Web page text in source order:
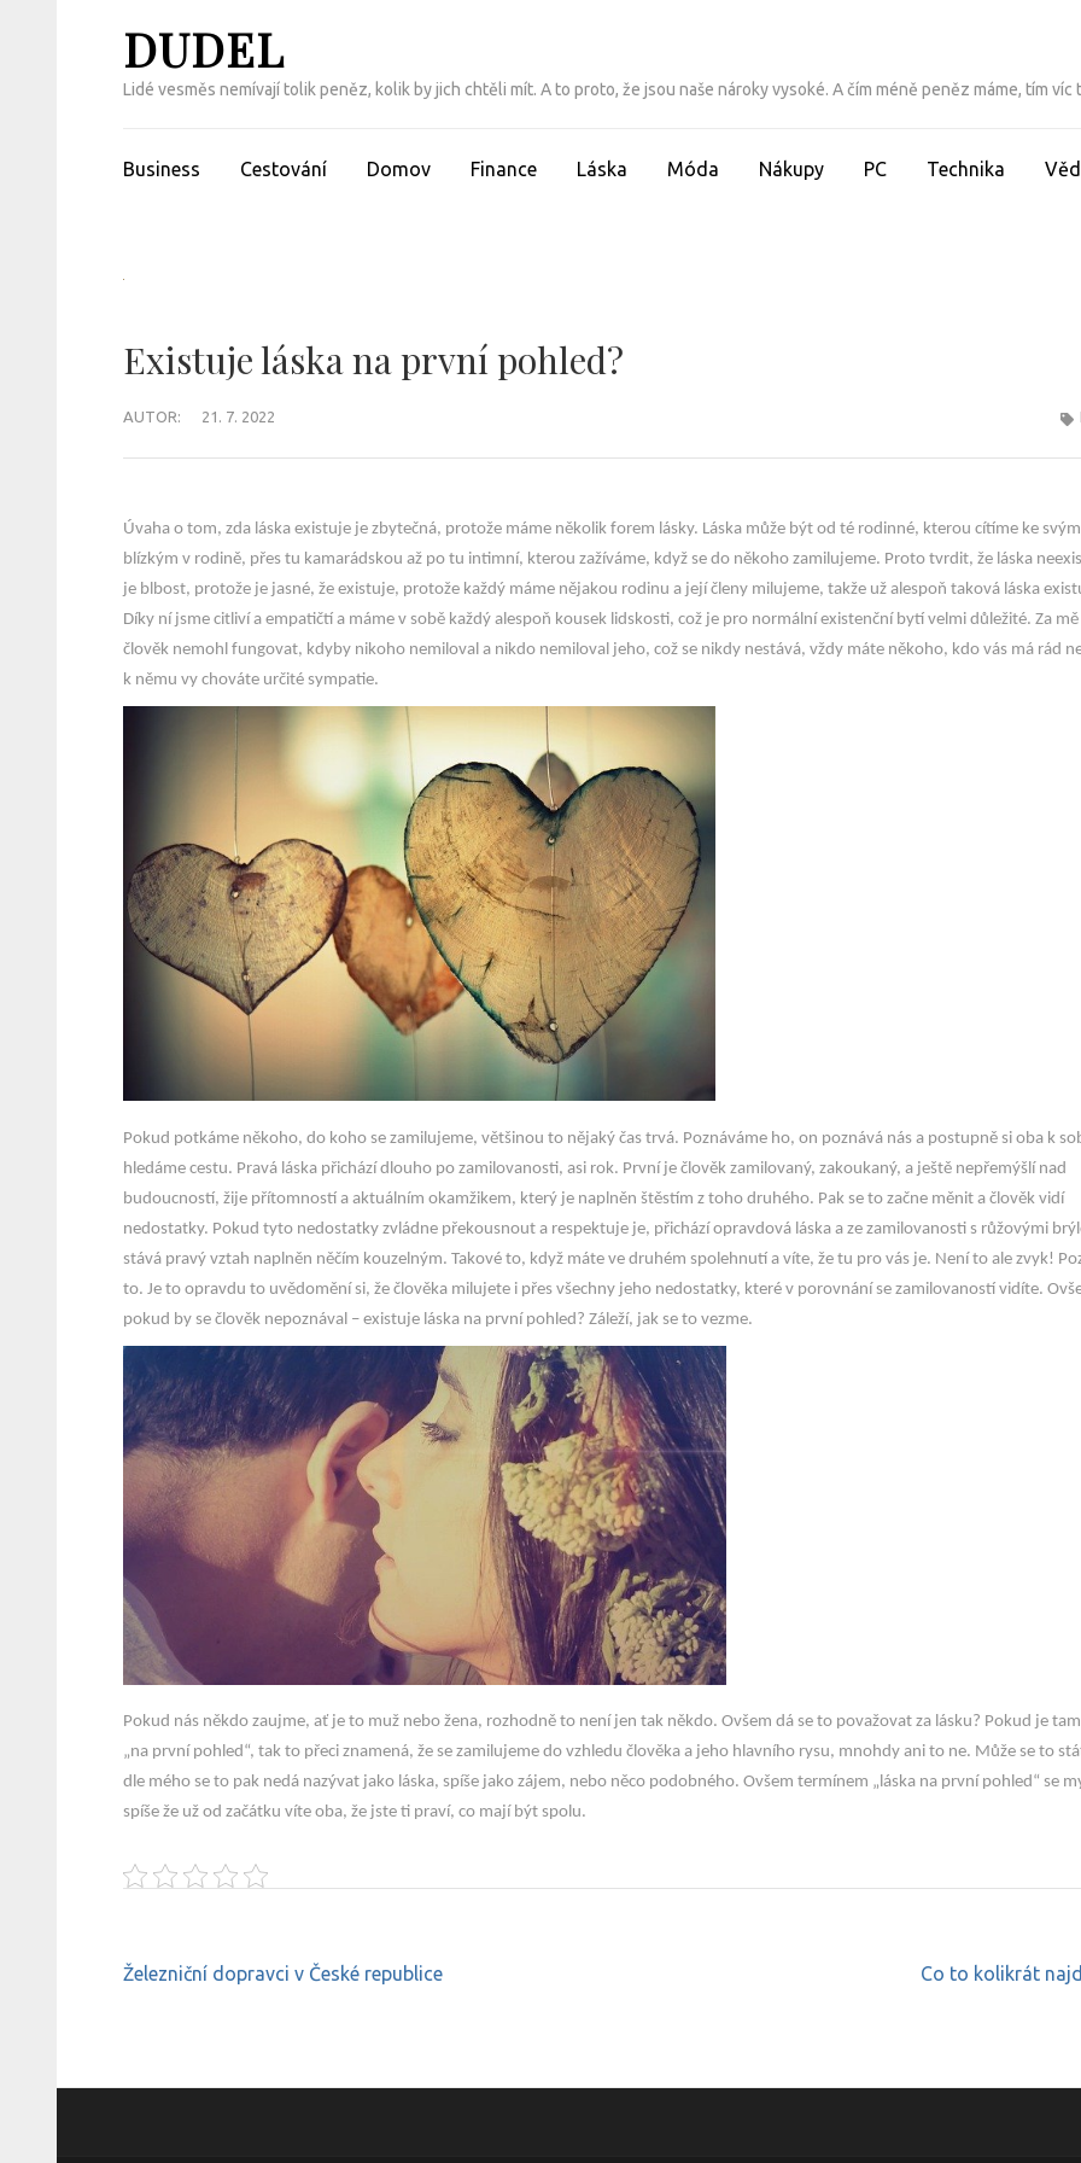
DUDEL
Lidé vesměs nemívají tolik peněz, kolik by jich chtěli mít. A to proto, že jsou naše nároky vysoké. A čím méně peněz máme, tím víc
Business Cestování Domov Finance Láska Móda Nákupy PC Technika
Existuje láska na první pohled?
AUTOR: 21. 7. 2022
Úvaha o tom, zda láska existuje je zbytečná, protože máme několik forem lásky. Láska může být od té rodinné, kterou cítíme ke svým
blízkým v rodině, přes tu kamarádskou až po tu intimní, kterou zažíváme, když se do někoho zamilujeme. Proto tvrdit, že láska
je blbost, protože je jasné, že existuje, protože každý máme nějakou rodinu a její členy milujeme, takže už alespoň taková láska
Díky ní jsme citliví a empatičtí a máme v sobě každý alespoň kousek lidskosti, což je pro normální existenční bytí velmi důležité. Za
člověk nemohl fungovat, kdyby nikoho nemiloval a nikdo nemiloval jeho, což se nikdy nestává, vždy máte někoho, kdo vás má rád
k němu vy chováte určité sympatie.
Pokud potkáme někoho, do koho se zamilujeme, většinou to nějaký čas trvá. Poznáváme ho, on poznává nás a postupně si oba k
hledáme cestu. Pravá láska přichází dlouho po zamilovanosti, asi rok. První je člověk zamilovaný, zakoukaný, a ještě nepřemýšlí nad
budoucností, žije přítomností a aktuálním okamžikem, který je naplněn štěstím z toho druhého. Pak se to začne měnit a člověk vidí
nedostatky. Pokud tyto nedostatky zvládne překousnout a respektuje je, přichází opravdová láska a ze zamilovanosti s růžovými
stává pravý vztah naplněn něčím kouzelným. Takové to, když máte ve druhém spolehnutí a víte, že tu pro vás je. Není to ale zvyk!
to. Je to opravdu to uvědomění si, že člověka milujete i přes všechny jeho nedostatky, které v porovnání se zamilovaností vidíte.
pokud by se člověk nepoznával – existuje láska na první pohled? Záleží, jak se to vezme.
Pokud nás někdo zaujme, ať je to muž nebo žena, rozhodně to není jen tak někdo. Ovšem dá se to považovat za lásku? Pokud je
„na první pohled“, tak to přeci znamená, že se zamilujeme do vzhledu člověka a jeho hlavního rysu, mnohdy ani to ne. Může se to
dle mého se to pak nedá nazývat jako láska, spíše jako zájem, nebo něco podobného. Ovšem termínem „láska na první pohled“ se
spíše že už od začátku víte oba, že jste ti praví, co mají být spolu.
Navigace
Železniční dopravci v České republice Co to kolikrát